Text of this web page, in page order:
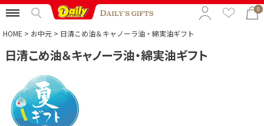
0
特集から選ぶ
予算から選ぶ
カテゴリから選ぶ
HOME お中元 日清こめ油＆キャノーラ油・綿実油ギフト
日清こめ油＆キャノーラ油・綿実油ギフト